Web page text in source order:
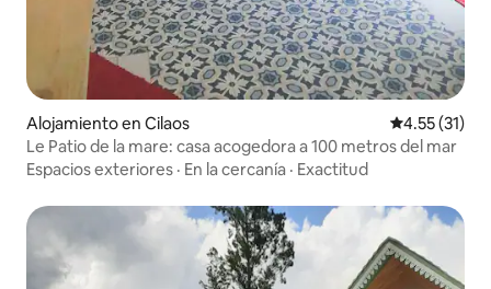
Alojamiento en Cilaos Calificación
4.55 (31)
Le Patio de la mare: casa acogedora a 100 metros del mar
Espacios exteriores · En la cercanía · Exactitud